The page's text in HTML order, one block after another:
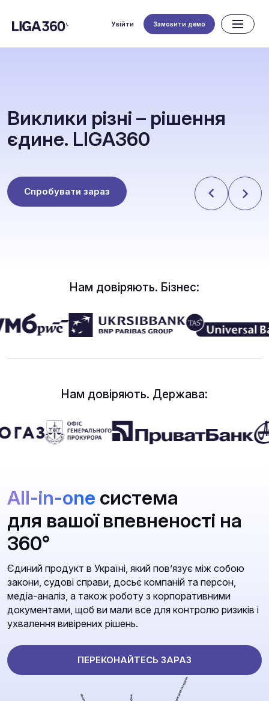
Увійти Замовити демо
Виклики різні – рішення
єдине. LIGA360
Спробувати зараз
Нам довіряють. Бізнес:
Нам довіряють. Держава:
All-in-one система
для вашої впевненості на
360°
Єдиний продукт в Україні, який повʼязує між собою
закони, судові справи, досьє компаній та персон,
медіа-аналіз, а також роботу з корпоративними
документами, щоб ви мали все для контролю ризиків і
ухвалення вивірених рішень.
ПЕРЕКОНАЙТЕСЬ ЗАРАЗ